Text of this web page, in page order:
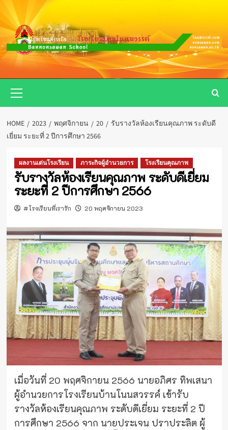
Skip
content
Menu
HOME 2023 พฤศจิกายน 20
รับรางวัลห้องเรียนคุณภาพ ระดับดี
เยี่ยม ระยะที่ 2 ปีการศึกษา 2566
ผลงานเด่นโรงเรียน ภาระกิจผู้อำนวยการ โรงเรียนคุณภาพ
รับรางวัลห้องเรียนคุณภาพ ระดับดีเยี่ยม
ระยะที่ 2 ปีการศึกษา 2566
#โรงเรียนที่เรารัก 20 พฤศจิกายน 2023
เมื่อวันที่ 20 พฤศจิกายน 2566 นายอภิศร ทิพเสนา
ผู้อำนวยการโรงเรียนบ้านโนนสวรรค์ เข้ารับ
รางวัลห้องเรียนคุณภาพ ระดับดีเยี่ยม ระยะที่ 2 ปี
การศึกษา 2566 จาก นายประเจน ปราประลิต ผู้